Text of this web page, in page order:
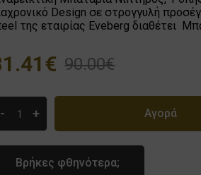
Design σε στρογγυλή
της εταιρίας Eveberg διαθέτει
90.00€
- + Αγορά
Βρήκες φθηνότερα;